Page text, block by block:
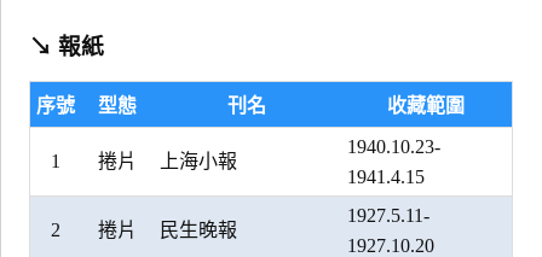
↘ 報紙
序號 型態 刊名 收藏範圍
1 捲片 上海小報
1940.10.23-
1941.4.15
2 捲片 民生晚報
1927.5.11-
1927.10.20